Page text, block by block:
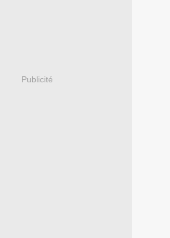
Publicité